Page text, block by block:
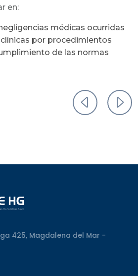
en:
médicas ocurridas
por procedimientos
de las normas
425, Magdalena del Mar -